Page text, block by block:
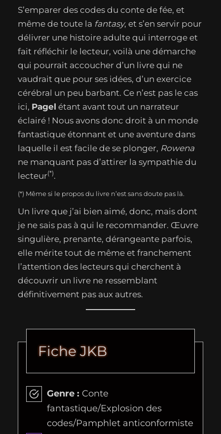
S’emparer des codes du conte de fée, et
même de toute la fantasy, et s’en servir pour
délivrer une histoire adulte qui interroge et
fait réfléchir le lecteur, voilà une démarche
qui pourrait accoucher d’un livre qui ne
vaudrait que pour ses idées, d’un exercice
cérébral un peu barbant. Ce n’est pas le cas
ici, Pagel étant avant tout un narrateur
éclairé ! Nous avons donc droit à un monde
fantastique étonnant et une aventure dans
laquelle il est facile de se plonger, Rowena
ne manquant pas d’attirer la sympathie du
lecteur(*).
(*) Même si le propos du livre n’est sans doute pas là.
Un livre que j’ai bien aimé, donc, mais dont
je ne sais pas à qui le recommander. Œuvre
singulière, prenante, dérangeante parfois,
elle mérite tout de même et franchement
l’attention des lecteurs qui cherchent à
découvrir un livre ne ressemblant
définitivement pas aux autres.
Fiche JKB
Genre : Conte
fantastique/Explosion des
codes/Pamphlet anticonformiste